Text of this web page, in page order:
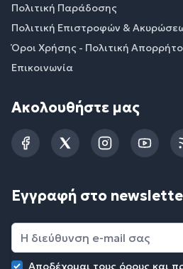
Πολιτική Παράδοσης
Πολιτική Επιστροφών &
Όροι Χρήσης - Πολιτική
Επικοινωνία
Ακολουθήστε μας
FacebookTwitterInstagram
Εγγραφή στο
Αποδέχομαι τους όρους και